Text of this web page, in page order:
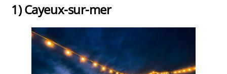
1) Cayeux-sur-mer